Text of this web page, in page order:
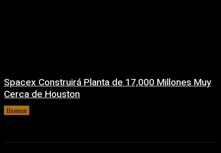
Spacex Construirá Planta de 17,000 Millones Muy
Cerca de Houston
Houston